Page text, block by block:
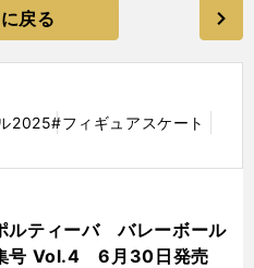
戻る
2025#フィギュアスケート
ルティーバ バレーボール
号 Vol.4 6月30日発売